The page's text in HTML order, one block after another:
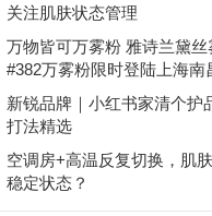
关注肌肤状态管理
万物皆可万雾粉 雅诗兰黛丝
#382万雾粉限时登陆上海南
新锐品牌｜小红书家清个护
打法精选
空调房+高温反复切换，肌
稳定状态？